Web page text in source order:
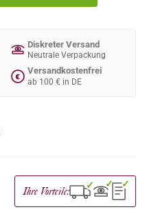
Diskreter Versand
Neutrale Verpackung
€
Versandkostenfrei
ab 100 € in DE
Ihre Vorteile: ✓ ✓ ✓